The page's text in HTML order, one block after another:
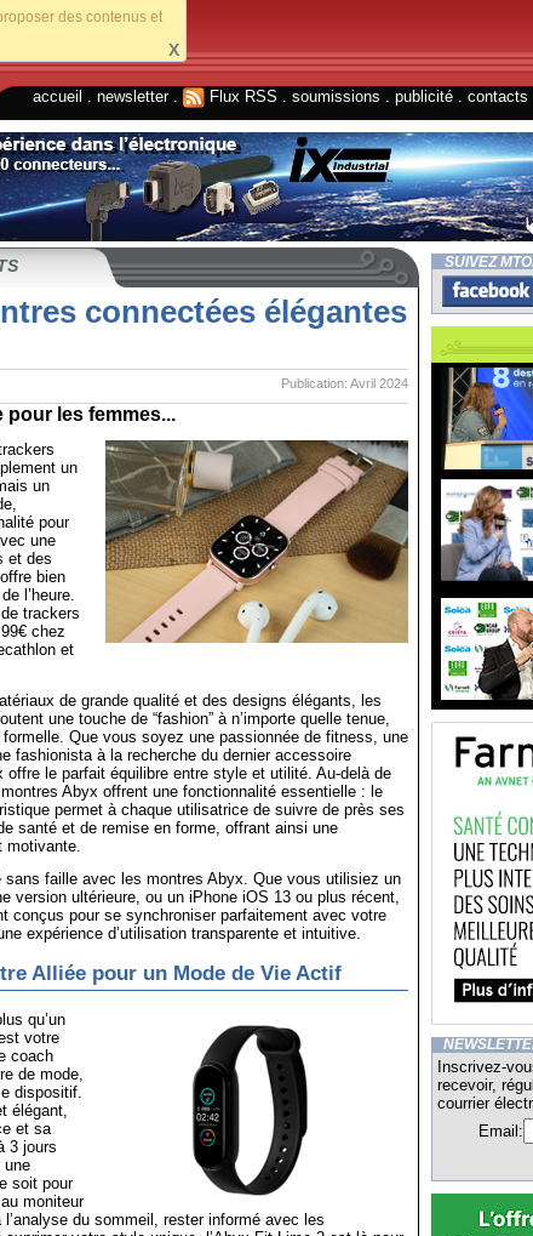
des contenus et
X
accueil newsletter. Flux RSS soumissions publicité contacts
connectées élégantes
Publication: Avril 2024
pour les femmes...
un
un
pour
une
et des
bien
l’heure.
trackers
chez
et
de grande qualité et des designs élégants, les
une touche de “fashion” à n’importe quelle tenue,
formelle. Que vous soyez une passionnée de fitness, une
fashionista à la recherche du dernier accessoire
le parfait équilibre entre style et utilité. Au-delà de
Abyx offrent une fonctionnalité essentielle : le
permet à chaque utilisatrice de suivre de près ses
santé et de remise en forme, offrant ainsi une
motivante.
sans faille avec les montres Abyx. Que vous utilisiez un
version ultérieure, ou un iPhone iOS 13 ou plus récent,
conçus pour se synchroniser parfaitement avec votre
expérience d’utilisation transparente et intuitive.
Alliée pour un Mode de Vie Actif
qu’un
votre
coach
de mode,
dispositif.
élégant,
et sa
3 jours
une
soit pour
moniteur
du sommeil, rester informé avec les
SUIVEZ
Inscrivez-
recevoir,
courrier
Email: